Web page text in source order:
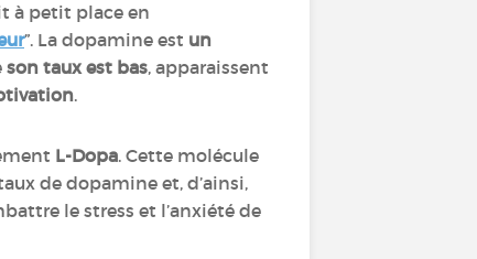
à petit place en
”. La dopamine est un
son taux est bas, apparaissent
.
L-Dopa. Cette molécule
de dopamine et, d’ainsi,
le stress et l’anxiété de